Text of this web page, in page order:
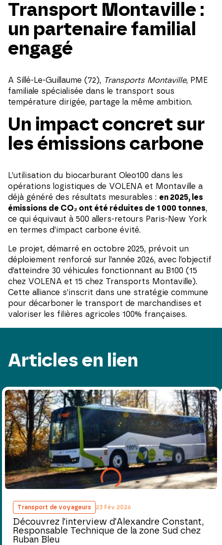
Transport Montaville :
un partenaire familial
engagé
A Sillé-Le-Guillaume (72), Transports Montaville, PME
familiale spécialisée dans le transport sous
température dirigée, partage la même ambition.
Un impact concret sur
les émissions carbone
L’utilisation du biocarburant Oleo100 dans les
opérations logistiques de VOLENA et Montaville a
déjà généré des résultats mesurables : en 2025, les
émissions de CO₂ ont été réduites de 1 000 tonnes,
ce qui équivaut à 500 allers-retours Paris-New York
en termes d’impact carbone évité.
Le projet, démarré en octobre 2025, prévoit un
déploiement renforcé sur l’année 2026, avec l’objectif
d’atteindre 30 véhicules fonctionnant au B100 (15
chez VOLENA et 15 chez Transports Montaville).
Cette alliance s’inscrit dans une stratégie commune
pour décarboner le transport de marchandises et
valoriser les filières agricoles 100% françaises.
Articles en lien
Transport de voyageurs 23 Fév 2026
Découvrez l'interview d'Alexandre Constant,
Responsable Technique de la zone Sud chez
Ruban Bleu